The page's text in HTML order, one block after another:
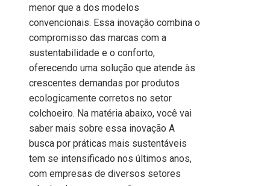
menor que a dos modelos
convencionais. Essa inovação combina o
compromisso das marcas com a
sustentabilidade e o conforto,
oferecendo uma solução que atende às
crescentes demandas por produtos
ecologicamente corretos no setor
colchoeiro. Na matéria abaixo, você vai
saber mais sobre essa inovação A
busca por práticas mais sustentáveis
tem se intensificado nos últimos anos,
com empresas de diversos setores